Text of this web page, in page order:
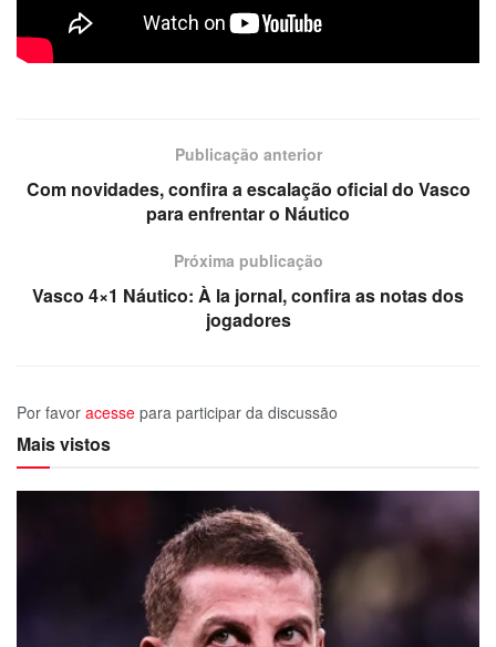
Publicação anterior
Com novidades, confira a escalação oficial do Vasco
para enfrentar o Náutico
Próxima publicação
Vasco 4×1 Náutico: À la jornal, confira as notas dos
jogadores
Por favor acesse para participar da discussão
Mais vistos